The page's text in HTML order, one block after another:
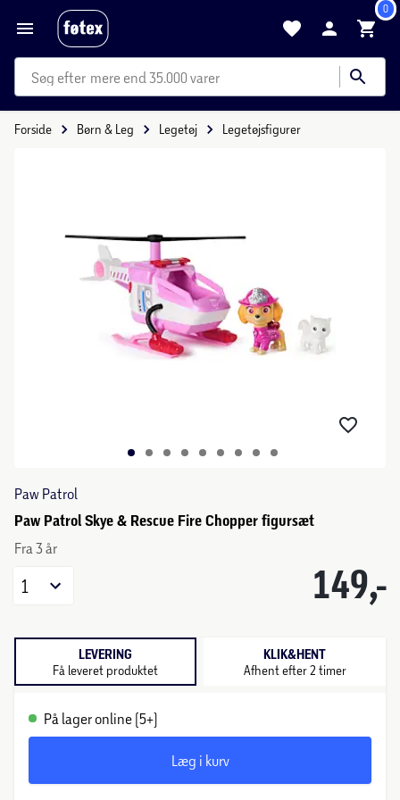
0
mere end 35.000 varer
Forside Børn & Leg Legetøj Legetøjsfigurer
Paw Patrol
Paw Patrol Skye & Rescue Fire Chopper figursæt
Fra 3 år
149,-
1
LEVERING
Få leveret produktet
KLIK&HENT
Afhent efter 2 timer
På lager online (5+)
Læg i kurv